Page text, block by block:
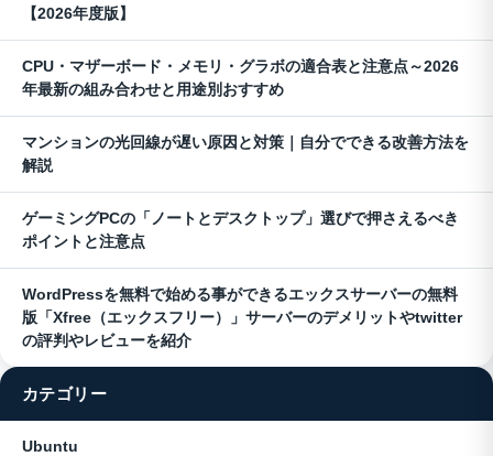
【2026年度版】
CPU・マザーボード・メモリ・グラボの適合表と注意点～2026
年最新の組み合わせと用途別おすすめ
マンションの光回線が遅い原因と対策｜自分でできる改善方法を
解説
ゲーミングPCの「ノートとデスクトップ」選びで押さえるべき
ポイントと注意点
WordPressを無料で始める事ができるエックスサーバーの無料
版「Xfree（エックスフリー）」サーバーのデメリットやtwitter
の評判やレビューを紹介
カテゴリー
Ubuntu